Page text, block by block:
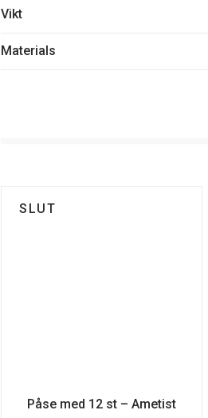
Vikt
Materials
SLUT
Påse med 12 st – Ametist